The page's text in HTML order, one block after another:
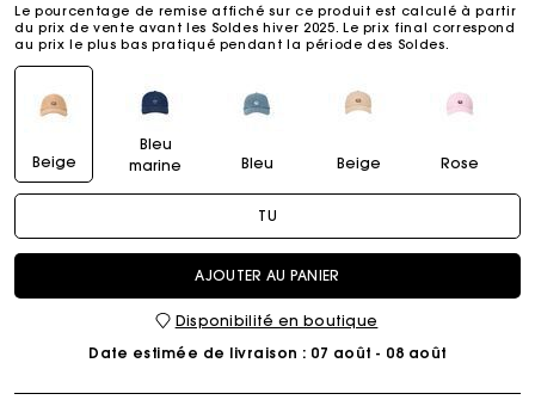
Le pourcentage de remise affiché sur ce produit est calculé à partir
du prix de vente avant les Soldes hiver 2025. Le prix final correspond
au prix le plus bas pratiqué pendant la période des Soldes.​
Beige
Bleu
marine
Bleu Beige Rose
TU
AJOUTER AU PANIER
Disponibilité en boutique
Date estimée de livraison : 07 août - 08 août